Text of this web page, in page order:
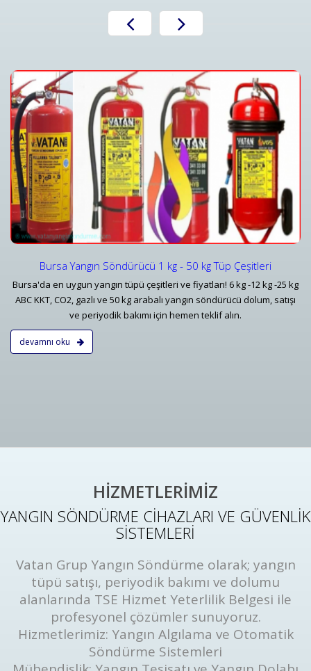
Bursa Yangın Söndürücü 1 kg - 50 kg Tüp Çeşitleri
Bursa'da en uygun yangın tüpü çeşitleri ve fiyatları! 6 kg -12 kg -25 kg
ABC KKT, CO2, gazlı ve 50 kg arabalı yangın söndürücü dolum, satışı
ve periyodik bakımı için hemen teklif alın.
devamnı oku
Yangın Dedektörleri & Sensörleri (Duman, Isı, Gaz)
Yangın Dedektörü Çeşitleri ve İhbar Ekipmanları
Detaylar
HİZMETLERİMİZ
YANGIN SÖNDÜRME CİHAZLARI VE GÜVENLİK
SİSTEMLERİ
Vatan Grup Yangın Söndürme olarak; yangın
tüpü satışı, periyodik bakımı ve dolumu
alanlarında TSE Hizmet Yeterlilik Belgesi ile
profesyonel çözümler sunuyoruz.
Hizmetlerimiz: Yangın Algılama ve Otomatik
Söndürme Sistemleri